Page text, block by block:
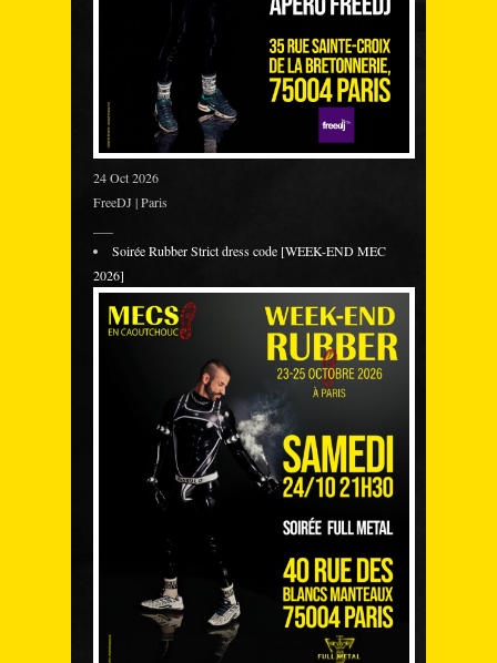
24 Oct 2026
FreeDJ | Paris
Soirée Rubber Strict dress code [WEEK-END MEC
2026]